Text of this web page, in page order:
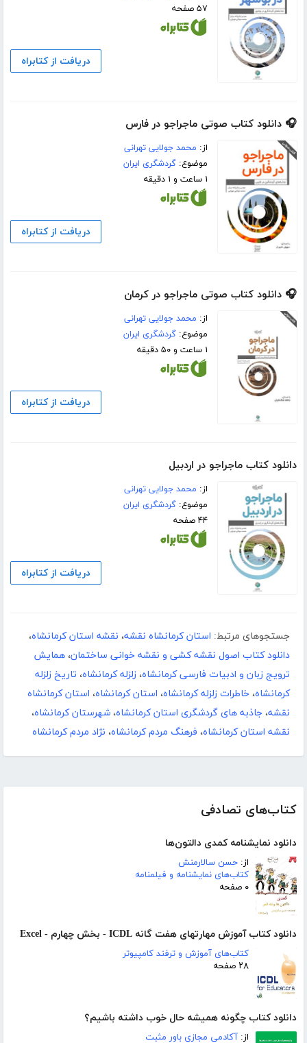
کتاب‌های تصادفی
دانلود نمایشنامه کمدی دالتون‌ها
از: حسن سالارمنش
کتاب‌های نمایشنامه و فیلمنامه
۰ صفحه
دانلود کتاب آموزش مهارتهای هفت گانه ICDL - بخش چهارم - Excel
کتاب‌های آموزش و ترفند کامپیوتر
۲۸ صفحه
دانلود کتاب چگونه همیشه حال خوب داشته باشیم؟
از: آکادمی مجازی باور مثبت
۵۷ صفحه
دریافت از کتابراه
🎧 دانلود کتاب صوتی ماجراجو در فارس
از: محمد جولایی تهرانی
موضوع:گردشگری ایران
۱ ساعت و ۱ دقیقه
دریافت از کتابراه
🎧 دانلود کتاب صوتی ماجراجو در کرمان
از: محمد جولایی تهرانی
موضوع:گردشگری ایران
۱ ساعت و ۵۰ دقیقه
دریافت از کتابراه
دانلود کتاب ماجراجو در اردبیل
از: محمد جولایی تهرانی
موضوع:گردشگری ایران
۴۴ صفحه
دریافت از کتابراه
جستجوهای مرتبط: استان کرمانشاه نقشه، نقشه استان کرمانشاه،
دانلود کتاب اصول نقشه کشی و نقشه خوانی ساختمان، همایش
ترویج زبان و ادبیات فارسی کرمانشاه، زلزله کرمانشاه، تاریخ زلزله
کرمانشاه، خاطرات زلزله کرمانشاه، استان کرمانشاه، استان کرمانشاه
نقشه، جاذبه های گردشگری استان کرمانشاه، شهرستان کرمانشاه،
نقشه استان کرمانشاه، فرهنگ مردم کرمانشاه، نژاد مردم کرمانشاه